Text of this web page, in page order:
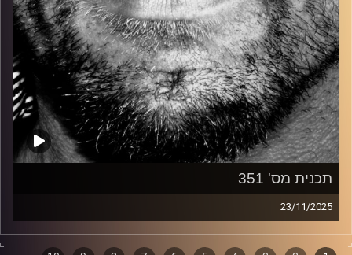
תכנית מס' 351
23/11/2025
זיפים, מוזיקה מחוספסת של הופעות חיות. הרבה ג'אם, רוק,
בלוז, bluegrass, ג'אז, Fאנק, פרוגרסיב ואפילו אלקטרוניקה.